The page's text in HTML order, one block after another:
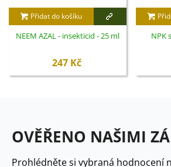
Přidat do košíku
NEEM AZAL - insekticid - 25 ml
247 Kč
NPK
OVĚŘENO NAŠIMI
Prohlédněte si vybraná hodnocení